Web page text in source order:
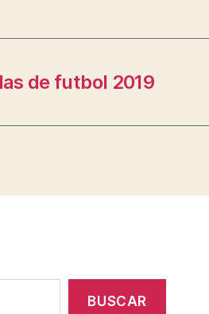
de futbol 2019
BUSCAR